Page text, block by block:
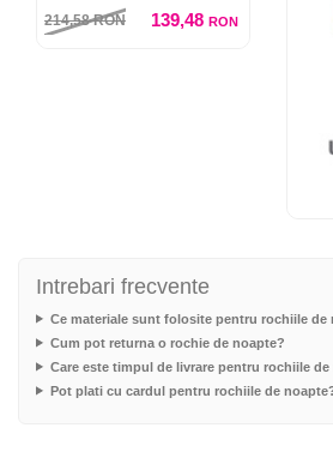
Caro
214,58RON 139,48 RON
Intrebari frecvente
Ce materiale sunt folosite pentru rochiile de
Cum pot returna o rochie de noapte?
Care este timpul de livrare pentru rochiile de
Pot plati cu cardul pentru rochiile de